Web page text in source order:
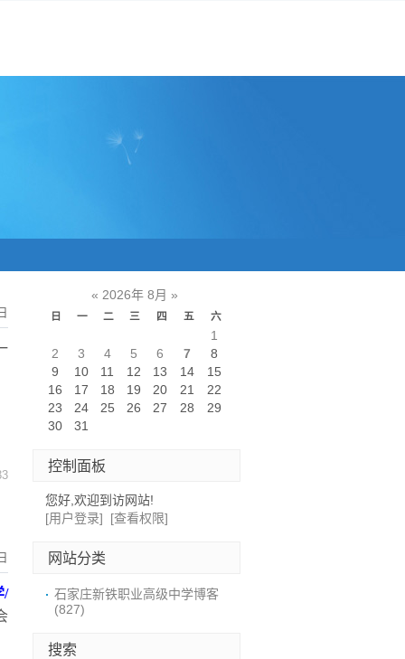
/
« 2026年 8月 »
日 一 二 三 四 五 六
1
2
3 4 5 6 7
8
9
10 11 12 13 14
15
16
17 18 19 20 21
22
23
24 25 26 27 28
29
30
31
控制面板
您好,欢迎到访网站!
[用户登录]
[查看权限]
网站分类
石家庄新铁职业高级中学博客
(827)
搜索